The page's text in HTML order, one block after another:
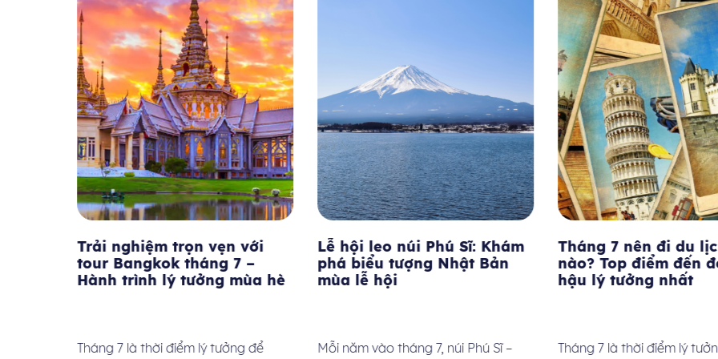
Trải nghiệm trọn vẹn với
tour Bangkok tháng 7 –
Hành trình lý tưởng mùa hè
Tháng 7 là thời điểm lý tưởng để
Lễ hội leo núi Phú Sĩ: Khám
phá biểu tượng Nhật Bản
mùa lễ hội
Mỗi năm vào tháng 7, núi Phú Sĩ –
Tháng 7 nên đi du
nào? Top điểm đến
hậu lý tưởng nhất
Tháng 7 là thời điểm lý